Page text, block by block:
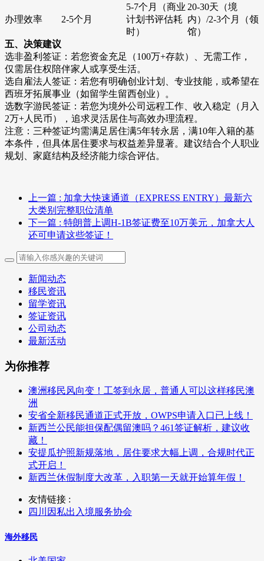
办理效率 2-5个月
5-7个月（商业
计划书评估耗
时）
20-30天（境
内）/2-3个月（领
馆）
五、决策建议
选非盈利签证：若您资金充足（100万+存款）、无需工作，
仅需居住权陪伴家人或享受生活。
选自雇法人签证：若您有明确创业计划、专业技能，或希望在
西班牙拓展事业（如留学生留西创业）。
选数字游民签证：若您为境外公司远程工作、收入稳定（月入
2万+人民币），追求灵活居住与高效办理流程。
注意：三种签证均需满足居住满5年转永居，满10年入籍的基
本条件，但具体居住要求与权益差异显著。建议结合个人职业
规划、家庭结构及经济能力综合评估。
上一篇 : 加拿大快速通道（EXPRESS ENTRY）最新六
大类别完整职位清单
下一篇 : 特朗普上调H-1B签证费至10万美元，加拿大人
还可申请这些签证！
新闻动态
移民资讯
留学资讯
签证资讯
公司动态
最新活动
为你推荐
澳洲移民风向变！工签到永居，普通人可以这样移民澳
洲
安省全新移民通道正式开放，OWPS申请入口已上线！
新西兰公民能担保配偶留澳吗？461签证解析，建议收
藏！
安提瓜护照新规落地，居住要求大幅上调，合规时代正
式开启！
新西兰休假制度大改革，入职第一天就开始算年假！
友情链接 :
四川因私出入境服务协会
海外移民